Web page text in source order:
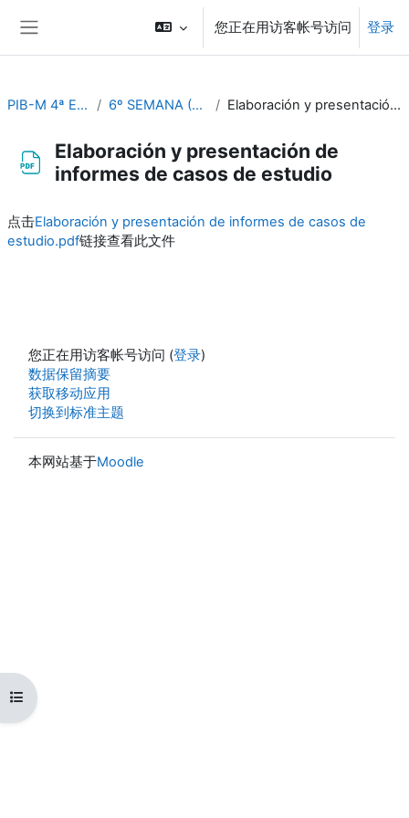
您正在用访客帐号访问 登录
打开课程索引
PIB-M 4ª Ed. (fase práctica) 6º SEMANA (Del 9 al 13 de octubre) Elaboración y presentación de informes de casos de estudio
Elaboración y presentación de
informes de casos de estudio
点击Elaboración y presentación de informes de casos de
estudio.pdf链接查看此文件
您正在用访客帐号访问 (登录)
‎数据保留摘要‎
获取移动应用
切换到标准主题
本网站基于Moodle